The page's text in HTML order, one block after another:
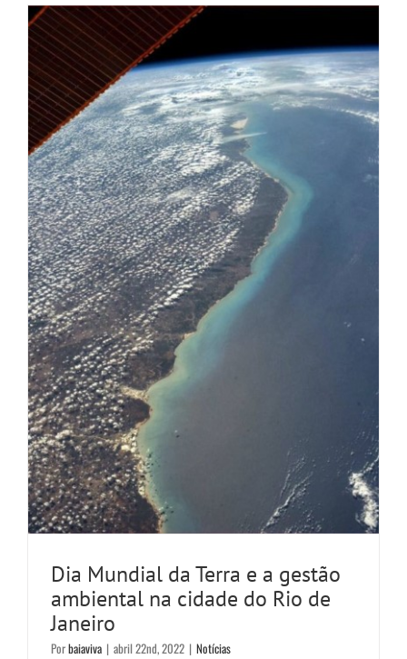
Dia Mundial da Terra e a gestão
ambiental na cidade do Rio de
Janeiro
Porbaiaviva | abril 22nd, 2022 | Notícias